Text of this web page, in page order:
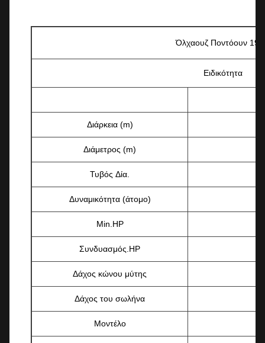
Όλχαουζ Ποντόουν
Ειδικότητα
Διάρκεια (m)
Διάμετρος (m)
Τυβός Δία.
Δυναμικότητα (άτομο)
Min.HP
Συνδυασμός.HP
Δάχος κώνου μύτης
Δάχος του σωλήνα
Μοντέλο